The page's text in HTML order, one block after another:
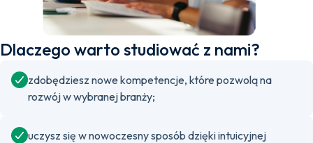
Dlaczego warto studiować z nami?
zdobędziesz nowe kompetencje, które pozwolą na
rozwój w wybranej branży;
uczysz się w nowoczesny sposób dzięki intuicyjnej